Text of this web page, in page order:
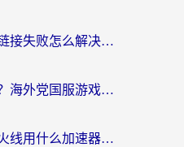
女神星球海外服务器链接失败怎么解决？海外党国服游戏加速避坑指南
日本怎么玩君临传奇？海外党国服游戏加速避坑指南（附菲律宾欧洲玩家实测）
海外党必看：打穿越火线用什么加速器？解决延迟卡顿，还能玩奇妙拼图世界和第五人格